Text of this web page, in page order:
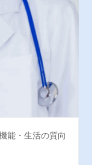
能・生活の質向